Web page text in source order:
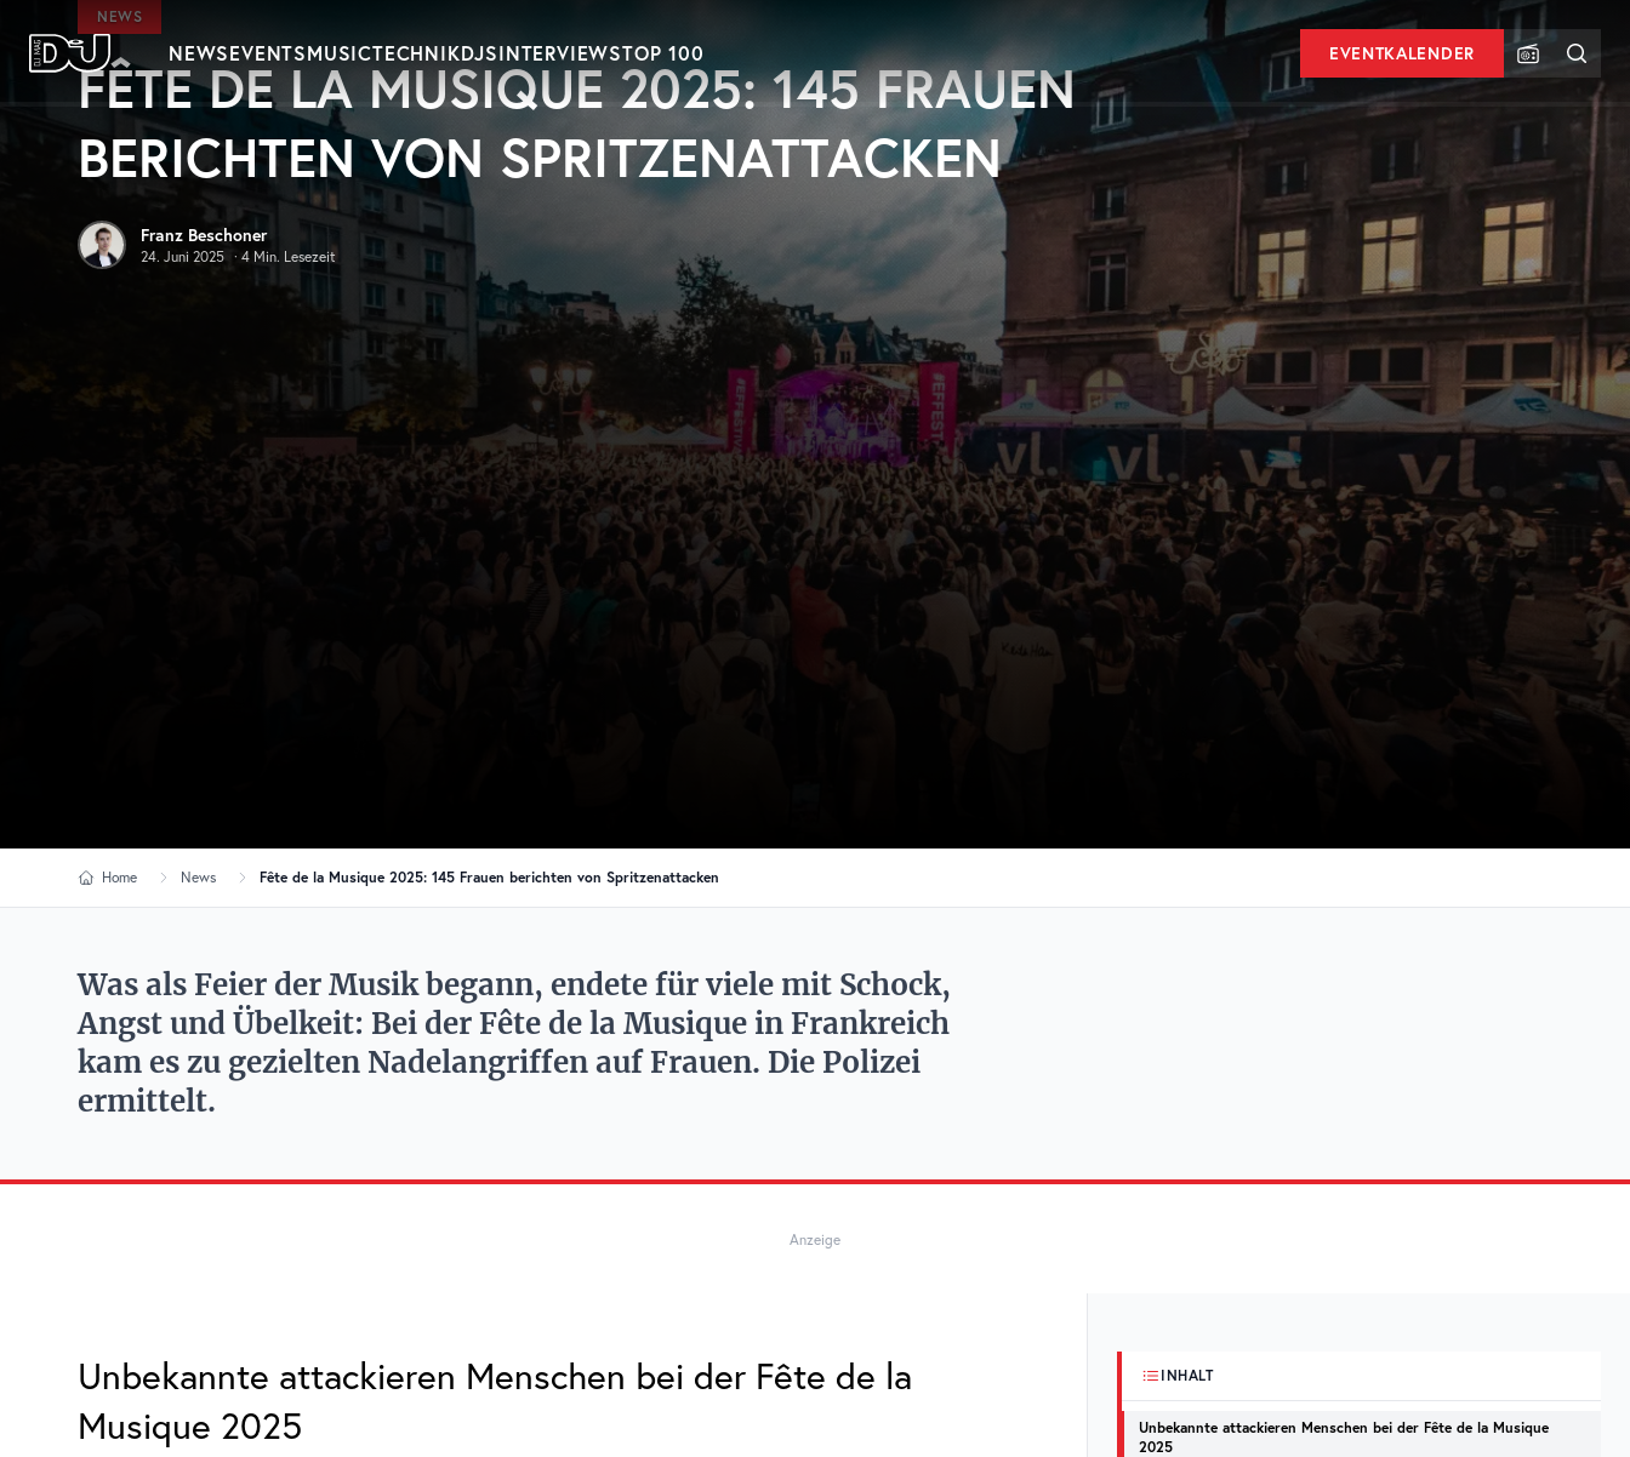
Zum Hauptinhalt springen
DJ Mag Germany
NEWSEVENTSMUSICTECHNIKDJSINTERVIEWSTOP 100 EVENTKALENDER
NEWS
FÊTE DE LA MUSIQUE 2025: 145 FRAUEN
BERICHTEN VON SPRITZENATTACKEN
Franz Beschoner
24. Juni 2025 · 4 Min. Lesezeit
Home News Fête de la Musique 2025: 145 Frauen berichten von Spritzenattacken
Was als Feier der Musik begann, endete für viele mit Schock,
Angst und Übelkeit: Bei der Fête de la Musique in Frankreich
kam es zu gezielten Nadelangriffen auf Frauen. Die Polizei
ermittelt.
Anzeige
Unbekannte attackieren Menschen bei der Fête de la
Musique 2025
INHALT
Unbekannte attackieren Menschen bei der Fête de la Musique
2025